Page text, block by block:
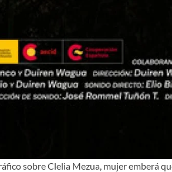
sobre Clelia Mezua, mujer emberá